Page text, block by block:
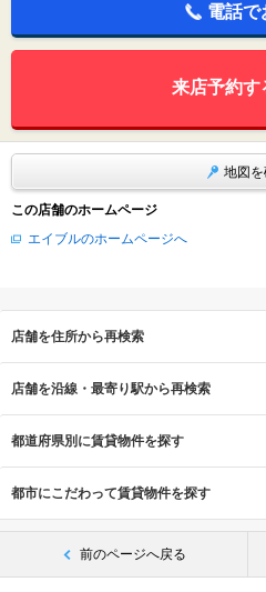
電話で
来店予約す
地図を
この店舗のホームページ
エイブルのホームページへ
店舗を住所から再検索
店舗を沿線・最寄り駅から再検索
都道府県別に賃貸物件を探す
都市にこだわって賃貸物件を探す
前のページへ戻る